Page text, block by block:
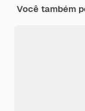
Você também